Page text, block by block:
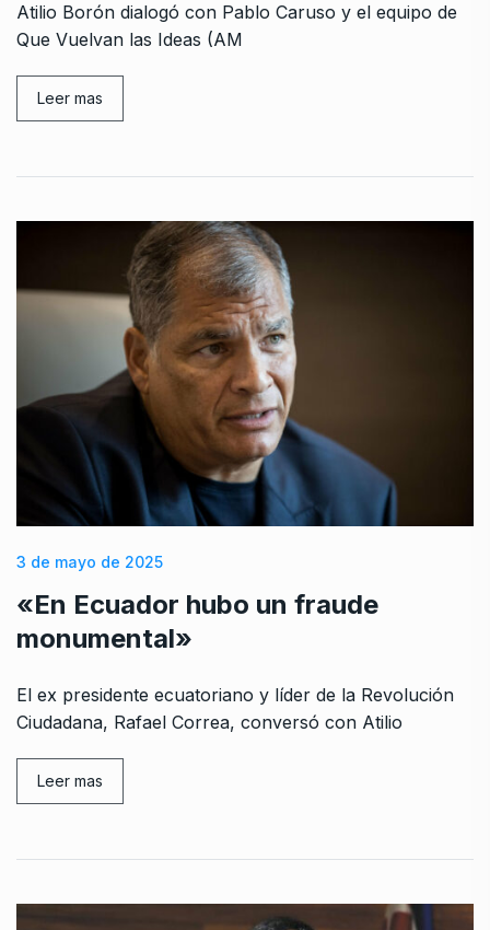
Atilio Borón dialogó con Pablo Caruso y el equipo de
Que Vuelvan las Ideas (AM
Leer mas
3 de mayo de 2025
«En Ecuador hubo un fraude
monumental»
El ex presidente ecuatoriano y líder de la Revolución
Ciudadana, Rafael Correa, conversó con Atilio
Leer mas